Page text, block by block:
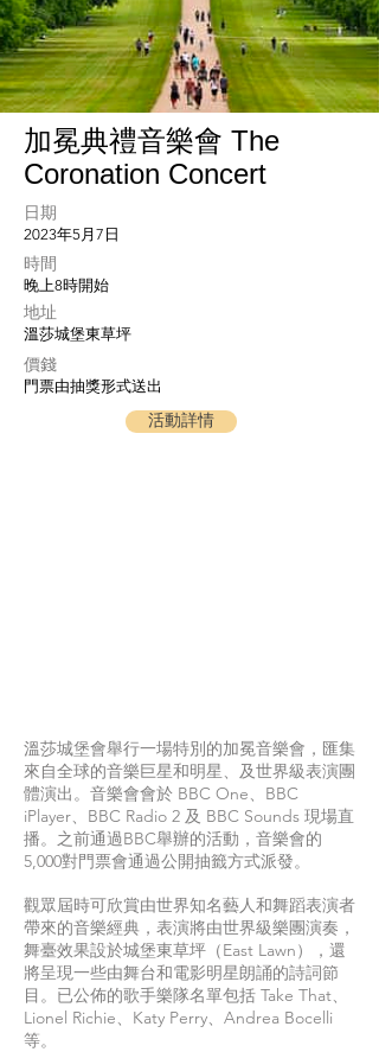
加冕典禮音樂會 The
Coronation Concert
日期
2023年5月7日
​時間
晚上8時開始
地址
溫莎城堡東草坪
​價錢
門票由抽獎形式送出
活動詳情
溫莎城堡會舉行一場特別的加冕音樂會，匯集
來自全球的音樂巨星和明星、及世界級表演團
體演出。音樂會會於 BBC One、BBC
iPlayer、BBC Radio 2 及 BBC Sounds 現場直
播。之前通過BBC舉辦的活動，音樂會的
5,000對門票會通過公開抽籤方式派發。
觀眾屆時可欣賞由世界知名藝人和舞蹈表演者
帶來的音樂經典，表演將由世界級樂團演奏，
舞臺效果設於城堡東草坪（East Lawn），還
將呈現一些由舞台和電影明星朗誦的詩詞節
目。已公佈的歌手樂隊名單包括 Take That、
Lionel Richie、Katy Perry、Andrea Bocelli
等。